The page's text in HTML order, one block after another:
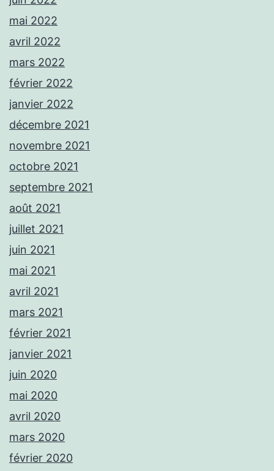
mai 2022
avril 2022
mars 2022
février 2022
janvier 2022
décembre 2021
novembre 2021
octobre 2021
septembre 2021
août 2021
juillet 2021
juin 2021
mai 2021
avril 2021
mars 2021
février 2021
janvier 2021
juin 2020
mai 2020
avril 2020
mars 2020
février 2020